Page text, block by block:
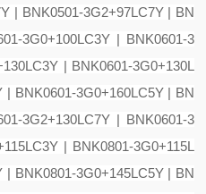
| BNK0501-3G2+97LC7Y | BN
3G0+100LC3Y | BNK0601-3
| BNK0601-3G0+130L
| BNK0601-3G0+160LC5Y | BN
3G2+130LC7Y | BNK0601-3
| BNK0801-3G0+115L
| BNK0801-3G0+145LC5Y | BN